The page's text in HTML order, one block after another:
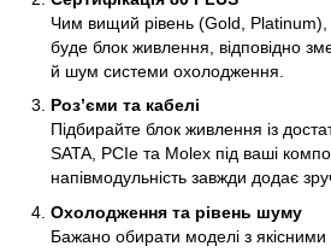
Чим вищий рівень (Gold,
буде блок живлення, відповідно
й шум системи охолодження.
Роз’єми та кабелі
Підбирайте блок живлення із
SATA, PCIe та Molex під ваші
напівмодульність завжди додає
Охолодження та рівень шуму
Бажано обирати моделі з